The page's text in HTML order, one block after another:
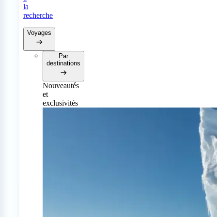
la
recherche
Voyages
Par
destinations
Nouveautés
et
exclusivités